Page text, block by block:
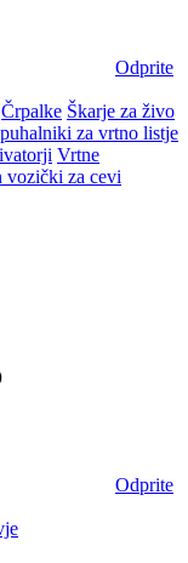
Odprite
Črpalke Škarje za živo
za vrtno listje
Vrtne
vozički za cevi
Odprite